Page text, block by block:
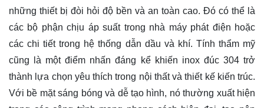
những thiết bị đòi hỏi độ bền và an toàn cao. Đó có thể là
các bộ phận chịu áp suất trong nhà máy phát điện hoặc
các chi tiết trong hệ thống dẫn dầu và khí. Tính thẩm mỹ
cũng là một điểm nhấn đáng kể khiến inox đúc 304 trở
thành lựa chọn yêu thích trong nội thất và thiết kế kiến trúc.
Với bề mặt sáng bóng và dễ tạo hình, nó thường xuất hiện